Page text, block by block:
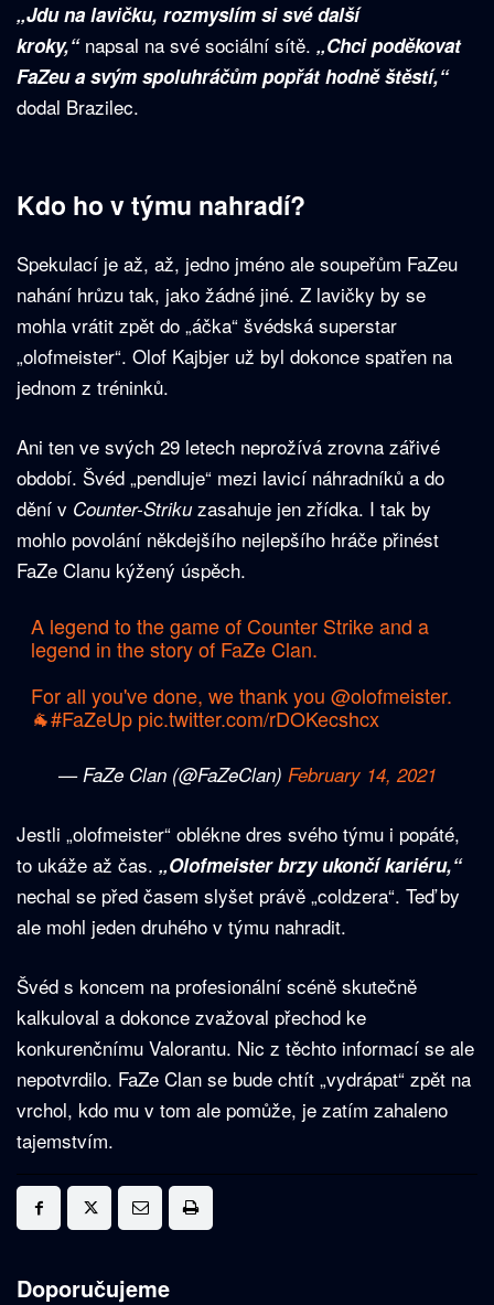
„Jdu na lavičku, rozmyslím si své další
kroky,“napsal na své sociální sítě. „Chci poděkovat
FaZeu a svým spoluhráčům popřát hodně štěstí,“
dodal Brazilec.
Kdo ho v týmu nahradí?
Spekulací je až, až, jedno jméno ale soupeřům FaZeu
nahání hrůzu tak, jako žádné jiné. Z lavičky by se
mohla vrátit zpět do „áčka“ švédská superstar
„olofmeister“. Olof Kajbjer už byl dokonce spatřen na
jednom z tréninků.
Ani ten ve svých 29 letech neprožívá zrovna zářivé
období. Švéd „pendluje“ mezi lavicí náhradníků a do
dění v Counter-Strikuzasahuje jen zřídka. I tak by
mohlo povolání někdejšího nejlepšího hráče přinést
FaZe Clanu kýžený úspěch.
A legend to the game of Counter Strike and a
legend in the story of FaZe Clan.
For all you've done, we thank you @olofmeister.
🐐#FaZeUp pic.twitter.com/rDOKecshcx
— FaZe Clan (@FaZeClan) February 14, 2021
Jestli „olofmeister“ oblékne dres svého týmu i popáté,
to ukáže až čas. „Olofmeister brzy ukončí kariéru,“
nechal se před časem slyšet právě „coldzera“. Teď by
ale mohl jeden druhého v týmu nahradit.
Švéd s koncem na profesionální scéně skutečně
kalkuloval a dokonce zvažoval přechod ke
konkurenčnímu Valorantu. Nic z těchto informací se ale
nepotvrdilo. FaZe Clan se bude chtít „vydrápat“ zpět na
vrchol, kdo mu v tom ale pomůže, je zatím zahaleno
tajemstvím.
Doporučujeme